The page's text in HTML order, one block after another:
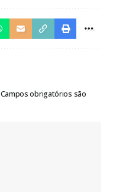
Campos obrigatórios são